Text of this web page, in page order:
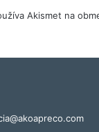
Akismet na